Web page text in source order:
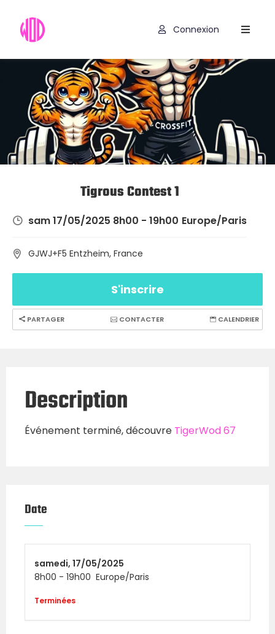
Programmes
Exercices
Codes
Promo
Connexion
Tigrous Contest 1
sam 17/05/2025 8h00 - 19h00 Europe/Paris
GJWJ+F5 Entzheim, France
S'inscrire
PARTAGER CONTACTER CALENDRIER
Description
Événement terminé, découvre TigerWod 67
Date
samedi, 17/05/2025
8h00 - 19h00 Europe/Paris
Terminées